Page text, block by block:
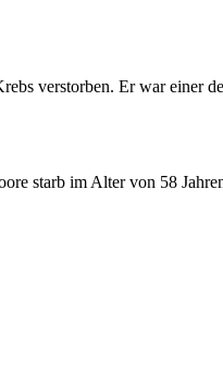
verstorben. Er war einer
starb im Alter von 58